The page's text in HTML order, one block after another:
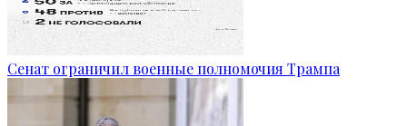
Сенат ограничил военные полномочия Трампа